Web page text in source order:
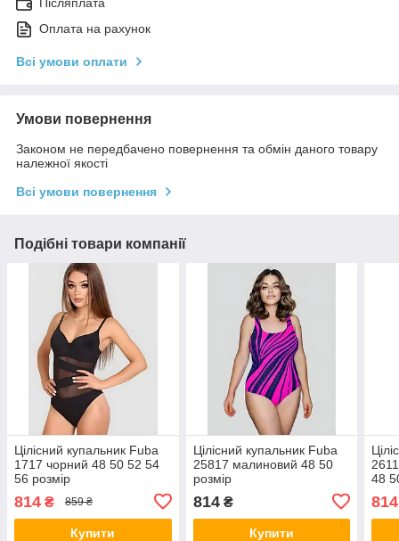
Післяплата
Оплата на рахунок
Всі умови оплати
Умови повернення
Законом не передбачено повернення та обмін даного товару
належної якості
Всі умови повернення
Подібні товари компанії
Цілісний купальник Fuba
1717 чорний 48 50 52 54
56 розмір
814 ₴ 859 ₴
Купити
Цілісний купальник Fuba
25817 малиновий 48 50
розмір
814₴
Купити
48
814